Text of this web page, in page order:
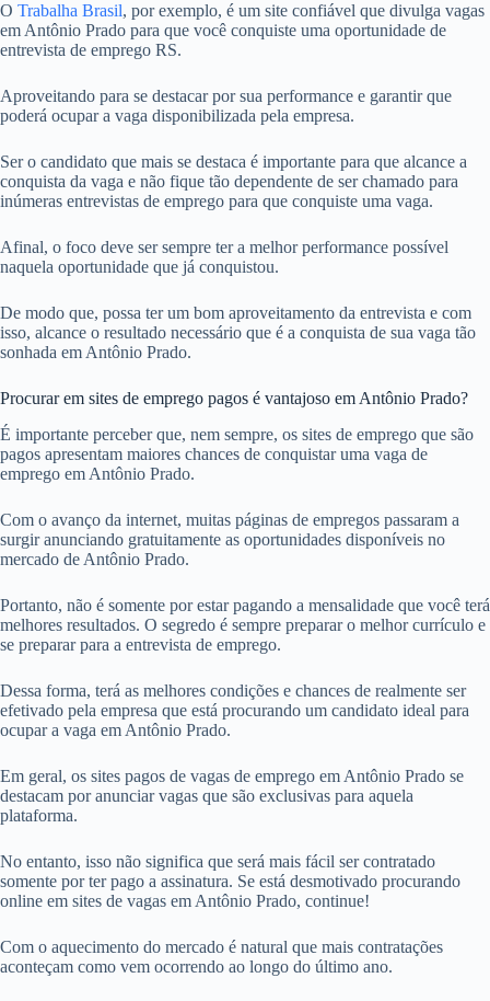
O Trabalha Brasil, por exemplo, é um site confiável que divulga vagas
em Antônio Prado para que você conquiste uma oportunidade de
entrevista de emprego RS.
Aproveitando para se destacar por sua performance e garantir que
poderá ocupar a vaga disponibilizada pela empresa.
Ser o candidato que mais se destaca é importante para que alcance a
conquista da vaga e não fique tão dependente de ser chamado para
inúmeras entrevistas de emprego para que conquiste uma vaga.
Afinal, o foco deve ser sempre ter a melhor performance possível
naquela oportunidade que já conquistou.
De modo que, possa ter um bom aproveitamento da entrevista e com
isso, alcance o resultado necessário que é a conquista de sua vaga tão
sonhada em Antônio Prado.
Procurar em sites de emprego pagos é vantajoso em Antônio Prado?
É importante perceber que, nem sempre, os sites de emprego que são
pagos apresentam maiores chances de conquistar uma vaga de
emprego em Antônio Prado.
Com o avanço da internet, muitas páginas de empregos passaram a
surgir anunciando gratuitamente as oportunidades disponíveis no
mercado de Antônio Prado.
Portanto, não é somente por estar pagando a mensalidade que você terá
melhores resultados. O segredo é sempre preparar o melhor currículo e
se preparar para a entrevista de emprego.
Dessa forma, terá as melhores condições e chances de realmente ser
efetivado pela empresa que está procurando um candidato ideal para
ocupar a vaga em Antônio Prado.
Em geral, os sites pagos de vagas de emprego em Antônio Prado se
destacam por anunciar vagas que são exclusivas para aquela
plataforma.
No entanto, isso não significa que será mais fácil ser contratado
somente por ter pago a assinatura. Se está desmotivado procurando
online em sites de vagas em Antônio Prado, continue!
Com o aquecimento do mercado é natural que mais contratações
aconteçam como vem ocorrendo ao longo do último ano.